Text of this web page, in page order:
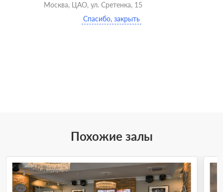
Москва, ЦАО, ул. Сретенка, 15
Спасибо, закрыть
Похожие залы